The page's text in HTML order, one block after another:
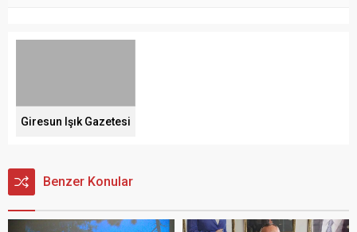
Giresun Işık Gazetesi
Benzer Konular